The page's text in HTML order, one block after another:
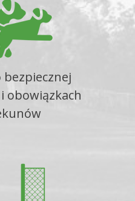
bezpiecznej
obowiązkach